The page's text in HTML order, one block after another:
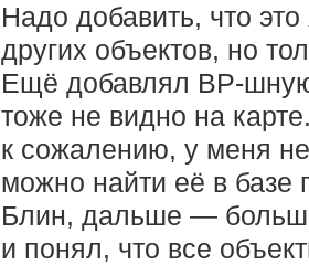
Надо добавить, что
других объектов, но
Ещё добавлял BP-
тоже не видно на
к сожалению, у меня
можно найти её в базе
Блин, дальше —
и понял, что все